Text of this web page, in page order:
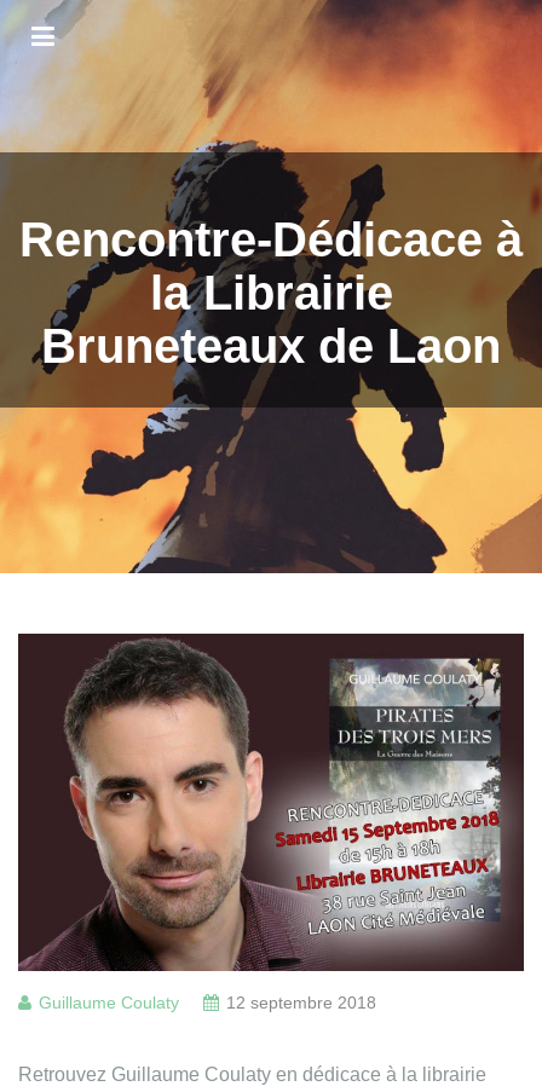
Rencontre-Dédicace à
la Librairie
Bruneteaux de Laon
Guillaume Coulaty 12 septembre 2018
Retrouvez Guillaume Coulaty en dédicace à la librairie